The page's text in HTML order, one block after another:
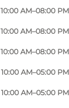
10:00 AM–08:00 PM
10:00 AM–08:00 PM
10:00 AM–08:00 PM
10:00 AM–05:00 PM
10:00 AM–05:00 PM